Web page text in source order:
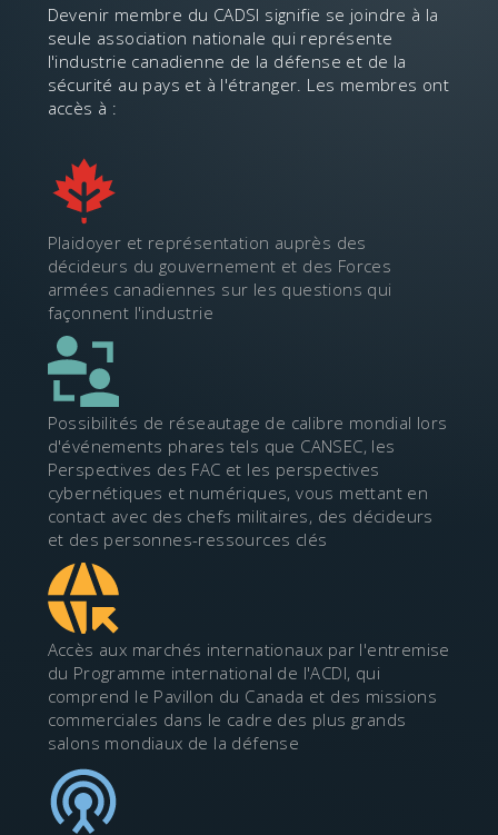
Devenir membre du CADSI signifie se joindre à la
seule association nationale qui représente
l'industrie canadienne de la défense et de la
sécurité au pays et à l'étranger. Les membres ont
accès à :
Plaidoyer et représentation auprès des
décideurs du gouvernement et des Forces
armées canadiennes sur les questions qui
façonnent l'industrie
Possibilités de réseautage de calibre mondial lors
d'événements phares tels que CANSEC, les
Perspectives des FAC et les perspectives
cybernétiques et numériques, vous mettant en
contact avec des chefs militaires, des décideurs
et des personnes-ressources clés
Accès aux marchés internationaux par l'entremise
du Programme international de l'ACDI, qui
comprend le Pavillon du Canada et des missions
commerciales dans le cadre des plus grands
salons mondiaux de la défense